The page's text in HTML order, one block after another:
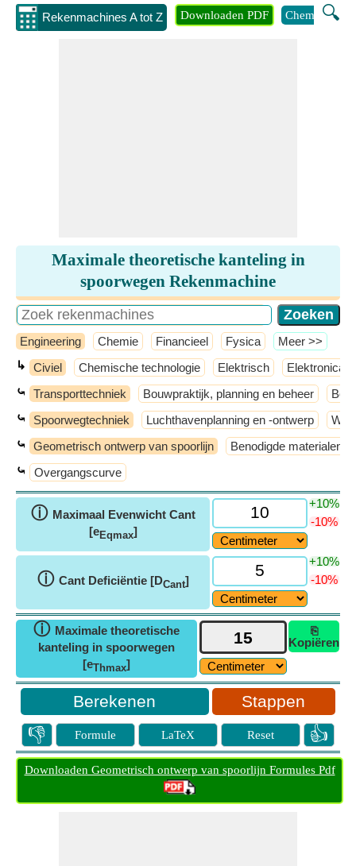
Rekenmachines A tot Z 🔍
Downloaden PDF Chemie
Maximale theoretische kanteling in
spoorwegen Rekenmachine
Engineering Chemie Financieel Fysica ​Meer >>
↳ Civiel Chemische technologie Elektrisch Elektronica
⤿ Transporttechniek Bouwpraktijk, planning en beheer
⤿ Spoorwegtechniek Luchthavenplanning en -ontwerp
⤿ Geometrisch ontwerp van spoorlijn Benodigde materialen
⤿ Overgangscurve
ⓘ Maximaal Evenwicht Cant
[eEqmax]
+10%
-10%
ⓘ Cant Deficiëntie [DCant]
+10%
-10%
ⓘ Maximale theoretische
kanteling in spoorwegen
[eThmax]
⎘
Kopiëren
Stappen
👎 Formule LaTeX Reset 👍
Downloaden Geometrisch ontwerp van spoorlijn Formules Pdf